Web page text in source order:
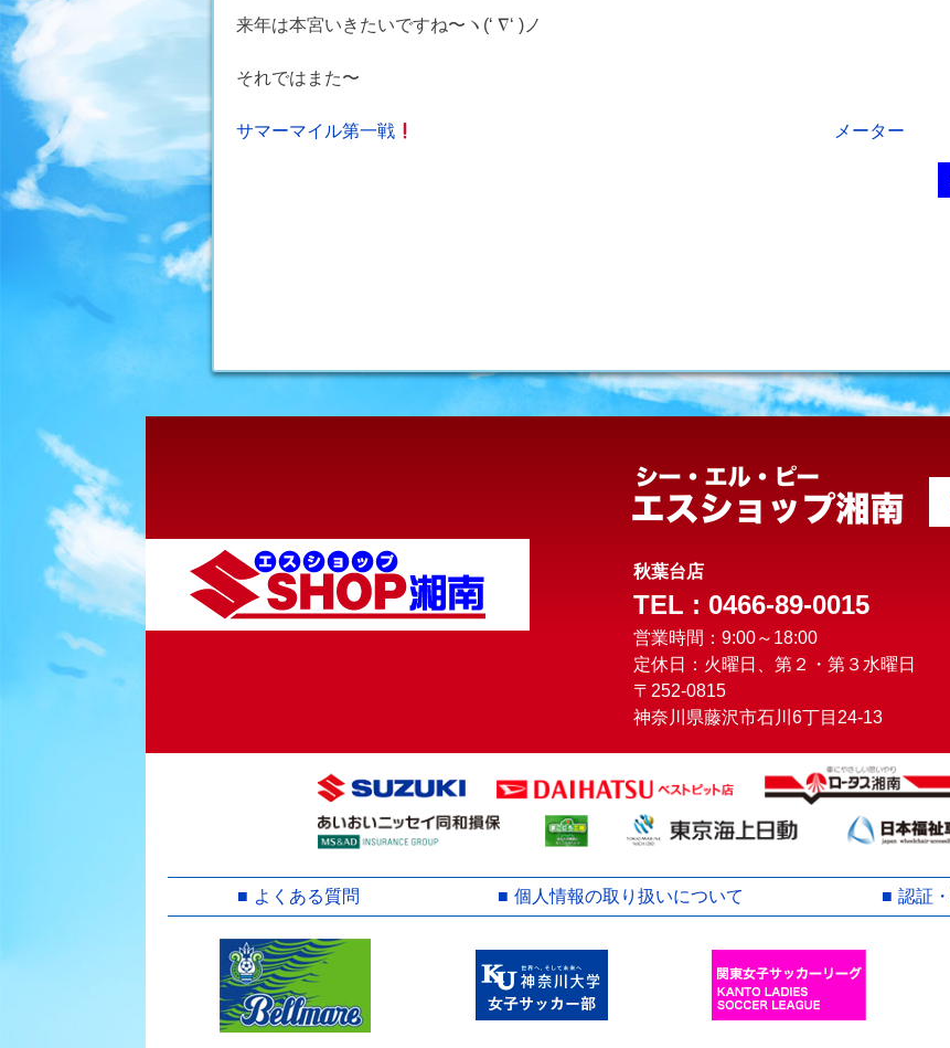
来年は本宮いきたいですね〜ヽ(‘ ∇‘ )ノ
それではまた〜
投
シ
ョ
サマーマイル第一戦 メーター
秋葉台店
TEL : 0466-89-0015
営業時間：9:00～18:00
定休日：火曜日、第２・第３水曜日
〒252-0815
神奈川県藤沢市石川6丁目24-13
よくある質問 個人情報の取り扱いについて 認証